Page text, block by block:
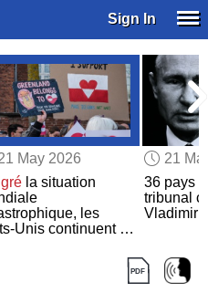
Sign In
May 2026
la situation
les
Unis continuent de
21
36 pays
tribunal
Vladimir